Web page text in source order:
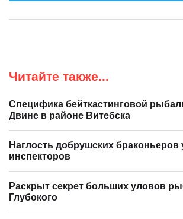
Читайте также...
Специфика бейткастинговой
Двине в районе Витебска
Наглость добрушских браконьеров
инспекторов
Раскрыт секрет больших уловов
Глубокого